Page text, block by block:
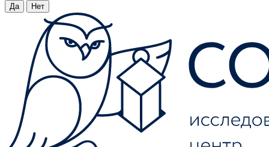
Да Нет